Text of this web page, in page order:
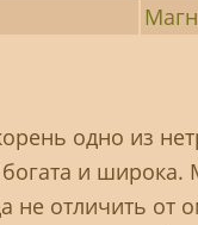
одно из
богата и
не отличить